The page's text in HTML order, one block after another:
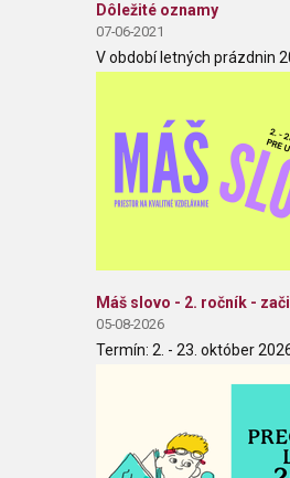
Dôležité oznamy
07-06-2021
V období letných prázdnin
Máš slovo - 2. ročník -
05-08-2026
Termín: 2. - 23. október